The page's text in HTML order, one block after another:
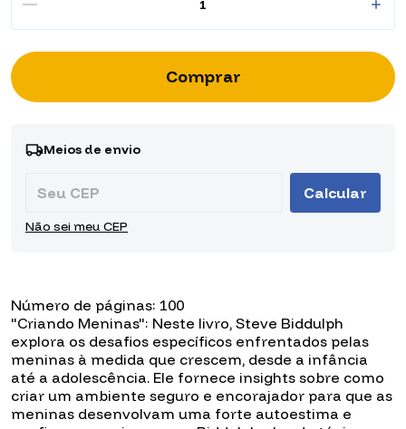
Entregas para o CEP:
Meios de envio
Calcular
Não sei meu CEP
Número de páginas: 100
"Criando Meninas": Neste livro, Steve Biddulph
explora os desafios específicos enfrentados pelas
meninas à medida que crescem, desde a infância
até a adolescência. Ele fornece insights sobre como
criar um ambiente seguro e encorajador para que as
meninas desenvolvam uma forte autoestima e